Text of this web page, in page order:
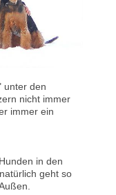
unter den
nicht immer
immer ein
in den
geht so